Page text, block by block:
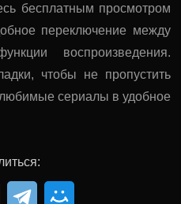
бесплатным просмотром
переключение между
воспроизведения.
чтобы не пропустить
сериалы в удобное